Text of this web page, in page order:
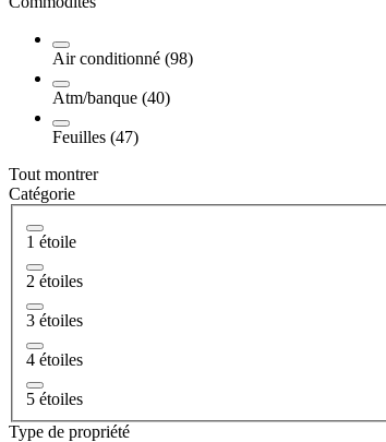
Air conditionné (98)
Atm/banque (40)
Feuilles (47)
Tout montrer
Catégorie
1 étoile
2 étoiles
3 étoiles
4 étoiles
5 étoiles
Type de propriété